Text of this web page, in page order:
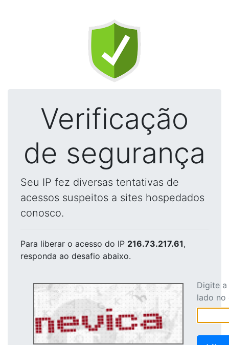
Verificação
de segurança
Seu IP fez diversas tentativas de
acessos suspeitos a sites hospedados
conosco.
Para liberar o acesso do IP 216.73.217.61,
responda ao desafio abaixo.
Digite
lado no